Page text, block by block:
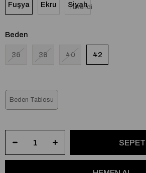
Fuşya Ekru Tükendi
Siyah
Beden
36 38 40 42
Beden Tablosu